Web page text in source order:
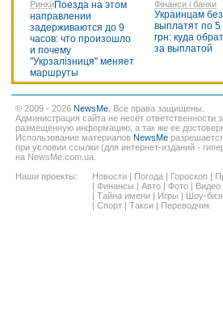
РинкиПоезда на этом
направлении
задерживаются до 9
часов: что произошло
и почему
"Укрзалізниця" меняет
маршруты
Фінанси і банки
Украинцам без
выплатят по 5
грн: куда
за выплатой
© 2009 - 2026 NewsMe . Все права защищены.
Администрация сайта не несёт ответственности
размещённую информацию, а так же ее
Использование материалов NewsMe
при условии ссылки (для интернет-изданий -
на NewsMe.com.ua.
Наши проекты:
Новости | Погода | Гороскоп |
| Финансы | Авто | Фото | Видео
| Тайна имени | Игры | Шоу-
| Спорт | Такси | Переводчик